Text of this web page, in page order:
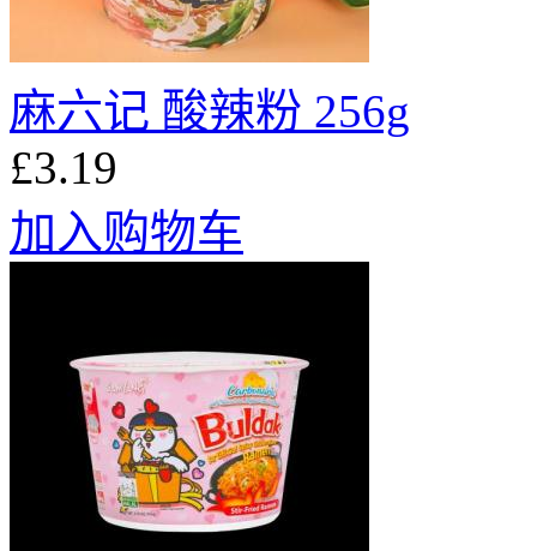
麻六记 酸辣粉 256g
£3.19
加入购物车